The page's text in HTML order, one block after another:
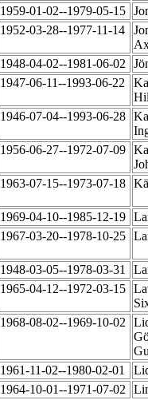
1959-01-02--1979-05-15
1952-03-28--1977-11-14
1948-04-02--1981-06-02
1947-06-11--1993-06-22
1946-07-04--1993-06-28
1956-06-27--1972-07-09
1963-07-15--1973-07-18
1969-04-10--1985-12-19
1967-03-20--1978-10-25
1948-03-05--1978-03-31
1965-04-12--1972-03-15
1968-08-02--1969-10-02
1961-11-02--1980-02-01
1964-10-01--1971-07-02